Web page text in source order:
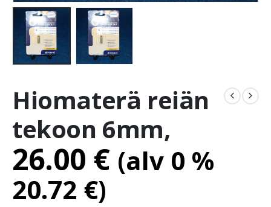
Hiomaterä reiän
tekoon 6mm,
26.00 € (alv 0 %
20.72 €)